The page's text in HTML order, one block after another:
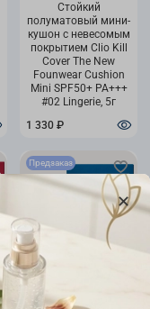
Стойкий
полуматовый мини-
кушон с невесомым
покрытием Clio Kill
Cover The New
Founwear Cushion
Mini SPF50+ PA+++
#02 Lingerie, 5г
1 330 ₽
Предзаказ
Набор миниатюр
для